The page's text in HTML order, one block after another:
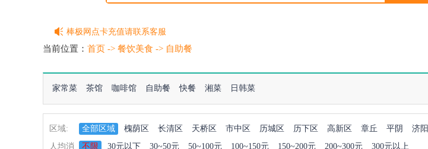
棒极网点卡充值请联系客服
客服QQ:2692290505
当前位置： 首页 -> 餐饮美食 -> 自助餐
家常菜 茶馆 咖啡馆 自助餐 快餐 湘菜 日韩菜
区域: 全部区域 槐荫区 长清区 天桥区 市中区 历城区 历下区 高新区 章丘 平阴 济阳
人均消
不限 30元以下 30~50元 50~100元 100~150元 150~200元 200~300元 300元以上